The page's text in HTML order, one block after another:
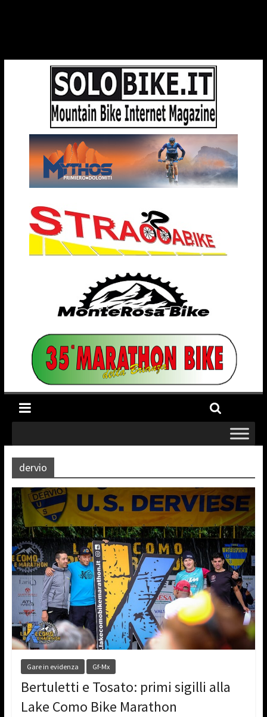
dervio
Gare in evidenza Gf-Mx
Bertuletti e Tosato: primi sigilli alla
Lake Como Bike Marathon